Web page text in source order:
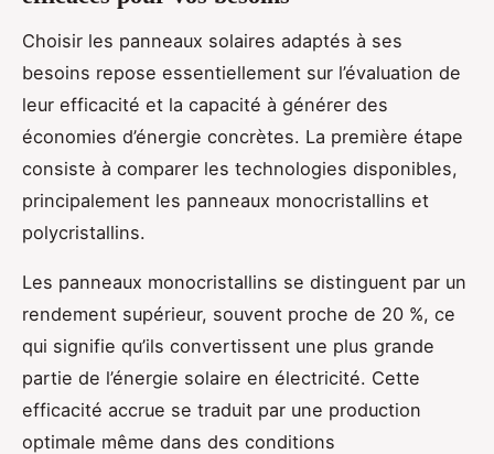
Choisir les panneaux solaires adaptés à ses
besoins repose essentiellement sur l’évaluation de
leur efficacité et la capacité à générer des
économies d’énergie concrètes. La première étape
consiste à comparer les technologies disponibles,
principalement les panneaux monocristallins et
polycristallins.
Les panneaux monocristallins se distinguent par un
rendement supérieur, souvent proche de 20 %, ce
qui signifie qu’ils convertissent une plus grande
partie de l’énergie solaire en électricité. Cette
efficacité accrue se traduit par une production
optimale même dans des conditions